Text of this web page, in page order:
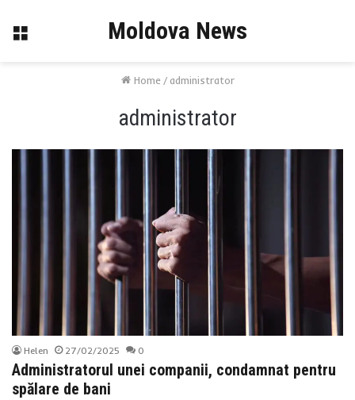
Menu Moldova News
Home / administrator
administrator
Helen 27/02/2025 0
Administratorul unei companii, condamnat pentru
spălare de bani